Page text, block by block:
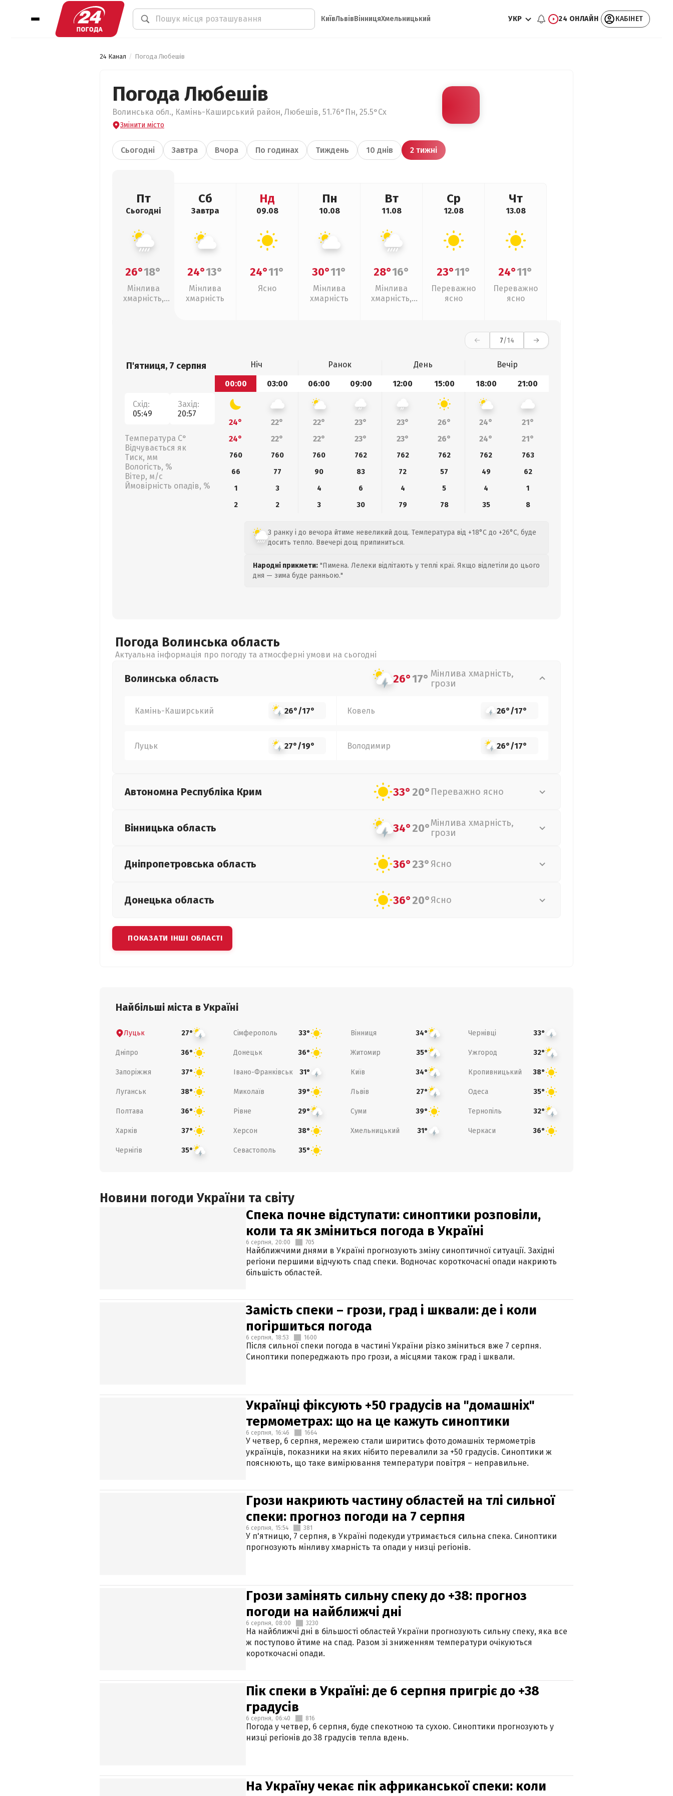
КиївЛьвівВінницяХмельницький УКР 24 ОНЛАЙН КАБІНЕТ
24 Канал Погода Любешів
Погода Любешів
Волинська обл., Камінь-Каширський район, Любешів, 51.76°Пн, 25.5°Сх
Змінити місто
Сьогодні Завтра Вчора По годинах Тиждень 10 днів 2 тижні
Пт
Сьогодні
26°18°
Мінлива
хмарність,
Сб
Завтра
24°13°
Мінлива
хмарність
Нд
09.08
24°11°
Ясно
Пн
10.08
30°11°
Мінлива
хмарність
Вт
11.08
28°16°
Мінлива
хмарність,
Ср
12.08
23°11°
Переважно
ясно
Чт
13.08
24°11°
Переважно
ясно
7/14
П'ятниця, 7 серпня
Схід:
05:49
Захід:
20:57
Температура С°
Відчувається як
Тиск, мм
Вологість, %
Вітер, м/с
Ймовірність опадів, %
Ніч Ранок День
Вечір
00:00
03:00 06:00 09:00 12:00 15:00 18:00 21:00
24° 22° 22° 23° 23° 26° 24°
21°
24°
22° 22° 23° 23° 26° 24° 21°
760 760 760 762 762 762 762
763
66
77 90 83 72 57 49
62
1
3 4 6 4 5 4
1
2
2 3 30 79 78 35 8
З ранку і до вечора йтиме невеликий дощ. Температура від +18°C до +26°C, буде
досить тепло. Ввечері дощ припиниться.
Народні прикмети: "Пимена. Лелеки відлітають у теплі краї. Якщо відлетіли до цього
дня — зима буде ранньою."
Погода Волинська область
Актуальна інформація про погоду та атмосферні умови на сьогодні
Волинська область 26°17° Мінлива хмарність,
грози
Камінь-Каширський 26°/17° Ковель 26°/17°
Луцьк 27°/19° Володимир 26°/17°
Автономна Республіка Крим 33°20° Переважно ясно
Вінницька область 34°20°Мінлива хмарність,
грози
Дніпропетровська область 36°23° Ясно
Донецька область 36°20°Ясно
ПОКАЗАТИ ІНШІ ОБЛАСТІ
Найбільші міста в Україні
Луцьк 27° Сімферополь 33° Вінниця 34° Чернівці 33°
Дніпро 36° Донецьк 36° Житомир 35° Ужгород 32°
Запоріжжя 37° Івано-Франківськ 31° Київ 34° Кропивницький 38°
Луганськ 38° Миколаїв 39° Львів 27° Одеса 35°
Полтава 36° Рівне 29° Суми 39° Тернопіль 32°
Харків 37° Херсон 38° Хмельницький 31° Черкаси 36°
Чернігів 35° Севастополь 35°
Новини погоди України та світу
Спека почне відступати: синоптики розповіли,
коли та як зміниться погода в Україні
6 серпня, 20:00 705
Найближчими днями в Україні прогнозують зміну синоптичної ситуації. Західні
регіони першими відчують спад спеки. Водночас короткочасні опади накриють
більшість областей.
Замість спеки – грози, град і шквали: де і коли
погіршиться погода
6 серпня, 18:53 1600
Після сильної спеки погода в частині України різко зміниться вже 7 серпня.
Синоптики попереджають про грози, а місцями також град і шквали.
Українці фіксують +50 градусів на "домашніх"
термометрах: що на це кажуть синоптики
6 серпня, 16:46 1664
У четвер, 6 серпня, мережею стали ширитись фото домашніх термометрів
українців, показники на яких нібито перевалили за +50 градусів. Синоптики ж
пояснюють, що таке вимірювання температури повітря – неправильне.
Грози накриють частину областей на тлі сильної
спеки: прогноз погоди на 7 серпня
6 серпня, 15:54 381
У п'ятницю, 7 серпня, в Україні подекуди утримається сильна спека. Синоптики
прогнозують мінливу хмарність та опади у низці регіонів.
Грози замінять сильну спеку до +38: прогноз
погоди на найближчі дні
6 серпня, 08:00 3230
На найближчі дні в більшості областей України прогнозують сильну спеку, яка все
ж поступово йтиме на спад. Разом зі зниженням температури очікуються
короткочасні опади.
Пік спеки в Україні: де 6 серпня пригріє до +38
градусів
6 серпня, 06:40 816
Погода у четвер, 6 серпня, буде спекотною та сухою. Синоптики прогнозують у
низці регіонів до 38 градусів тепла вдень.
На Україну чекає пік африканської спеки: коли